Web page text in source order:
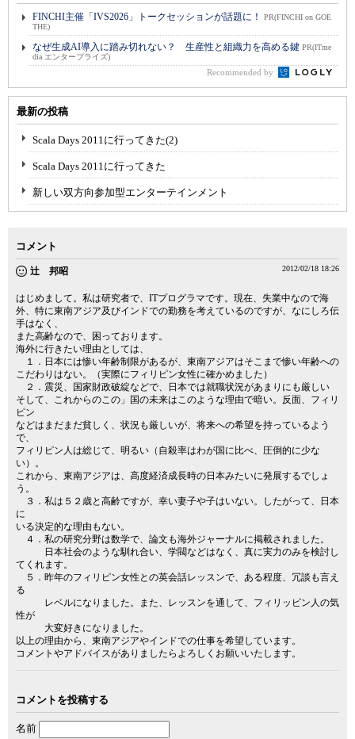
FINCHI主催「IVS2026」トークセッションが話題に！
PR(FINCHI on GOE
THE)
なぜ生成AI導入に踏み切れない？ 生産性と組織力を高める鍵 PR(ITme
dia エンタープライズ)
Recommended by
最新の投稿
Scala Days 2011に行ってきた(2)
Scala Days 2011に行ってきた
新しい双方向参加型エンターテインメント
コメント
辻 邦昭 2012/02/18 18:26
はじめまして。私は研究者で、ITプログラマです。現在、失業中なので海
外、特に東南アジア及びインドでの勤務を考えているのですが、なにしろ伝
手はなく、
また高齢なので、困っております。
海外に行きたい理由としては、
１．日本には惨い年齢制限があるが、東南アジアはそこまで惨い年齢への
こだわりはない。（実際にフィリピン女性に確かめました）
２．震災、国家財政破綻などで、日本では就職状況があまりにも厳しい
そして、これからのこの」国の未来はこのような理由で暗い。反面、フィリ
ピン
などはまだまだ貧しく、状況も厳しいが、将来への希望を持っているよう
で、
フィリピン人は総じて、明るい（自殺率はわが国に比べ、圧倒的に少な
い）。
これから、東南アジアは、高度経済成長時の日本みたいに発展するでしょ
う。
３．私は５２歳と高齢ですが、幸い妻子や子はいない。したがって、日本
に
いる決定的な理由もない。
４．私の研究分野は数学で、論文も海外ジャーナルに掲載されました。
日本社会のような馴れ合い、学閥などはなく、真に実力のみを検討し
てくれます。
５．昨年のフィリピン女性との英会話レッスンで、ある程度、冗談も言え
る
レベルになりました。また、レッスンを通して、フィリッピン人の気
性が
大変好きになりました。
以上の理由から、東南アジアやインドでの仕事を希望しています。
コメントやアドバイスがありましたらよろしくお願いいたします。
コメントを投稿する
名前